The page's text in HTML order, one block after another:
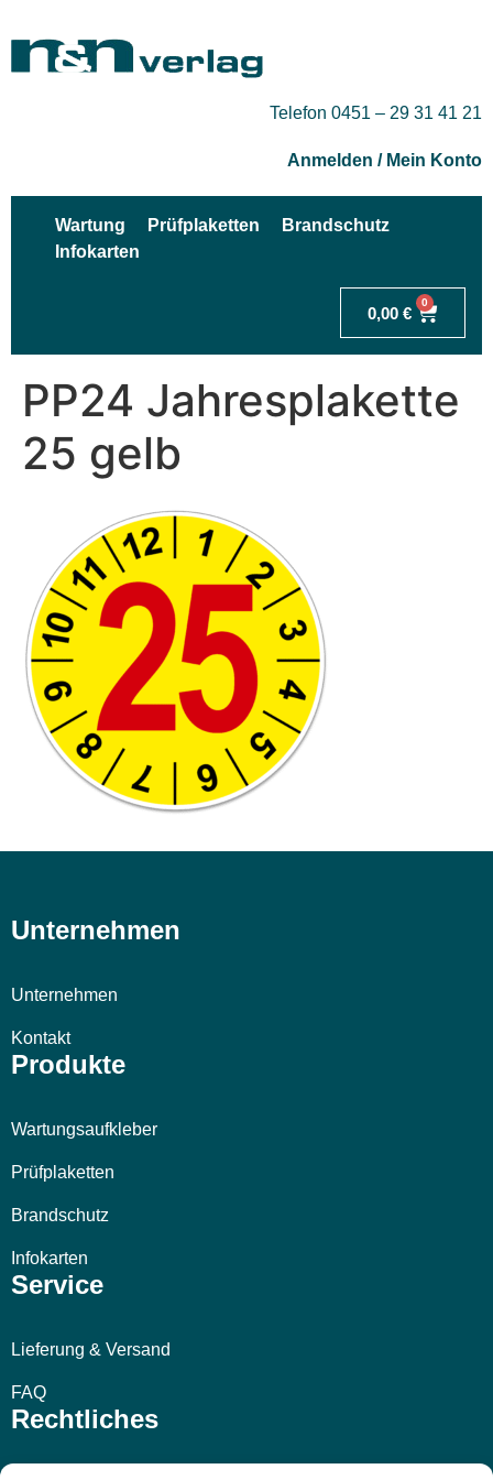
Telefon 0451 – 29 31 41 21
Anmelden / Mein Konto
Wartung Prüfplaketten
Brandschutz
Infokarten
0,00 €
0
PP24 Jahresplakette
25 gelb
Unternehmen
Unternehmen
Kontakt
Produkte
Wartungsaufkleber
Prüfplaketten
Brandschutz
Infokarten
Service
Lieferung & Versand
FAQ
Rechtliches